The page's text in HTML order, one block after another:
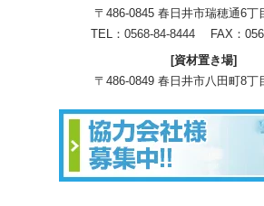
〒486-0845 春日井市瑞穂通6丁
TEL： 0568-84-8444 FAX：
[資材置き場]
〒486-0849 春日井市八田町8丁